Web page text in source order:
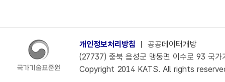
개인정보처리방침 ㅣ 공공데이터개방
(27737) 충북 음성군 맹동면 이수로 93 국
Copyright 2014 KATS. All rights